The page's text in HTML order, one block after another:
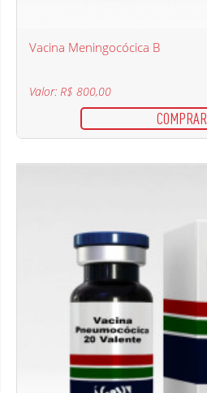
Vacina Meningocócica B
Valor: R$ 800,00
COMPRAR